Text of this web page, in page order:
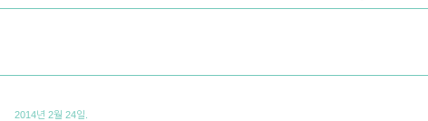
2014년 2월 24일.